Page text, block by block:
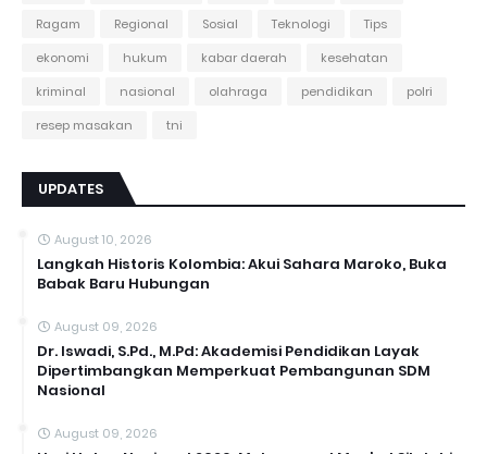
Ragam
Regional Sosial Teknologi
Tips
ekonomi
hukum kabar daerah
kesehatan
kriminal
nasional olahraga pendidikan
polri
resep masakan
tni
UPDATES
August 10, 2026
Langkah Historis Kolombia: Akui Sahara Maroko, Buka
Babak Baru Hubungan
August 09, 2026
Dr. Iswadi, S.Pd., M.Pd: Akademisi Pendidikan Layak
Dipertimbangkan Memperkuat Pembangunan SDM
Nasional
August 09, 2026